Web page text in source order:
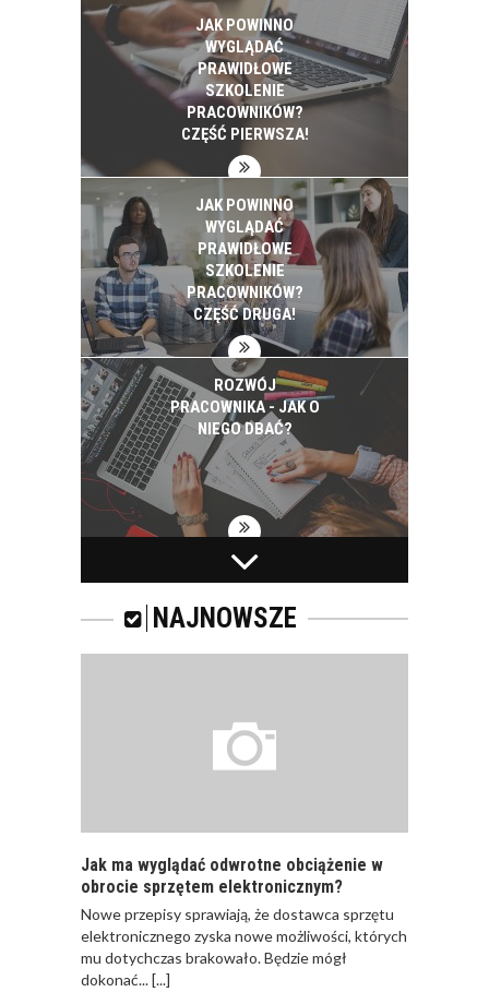
JAK POWINNO
WYGLĄDAĆ
PRAWIDŁOWE
SZKOLENIE
PRACOWNIKÓW?
CZĘŚĆ PIERWSZA!
JAK POWINNO
WYGLĄDAĆ
PRAWIDŁOWE
SZKOLENIE
PRACOWNIKÓW?
CZĘŚĆ DRUGA!
ROZWÓJ
PRACOWNIKA - JAK O
NIEGO DBAĆ?
PRACOWNICY -
CZEMU WARTO ICH
SZKOLIĆ?
JAKIE SĄ RODZAJE
SZKOLEŃ DLA
JAK POWINNO
WYGLĄDAĆ
PRAWIDŁOWE
NAJNOWSZE
Jak ma wyglądać odwrotne obciążenie w
obrocie sprzętem elektronicznym?
Nowe przepisy sprawiają, że dostawca sprzętu
elektronicznego zyska nowe możliwości, których
mu dotychczas brakowało. Będzie mógł
dokonać...[...]